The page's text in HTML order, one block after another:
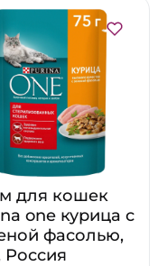
для кошек
one курица с
фасолью,
Россия